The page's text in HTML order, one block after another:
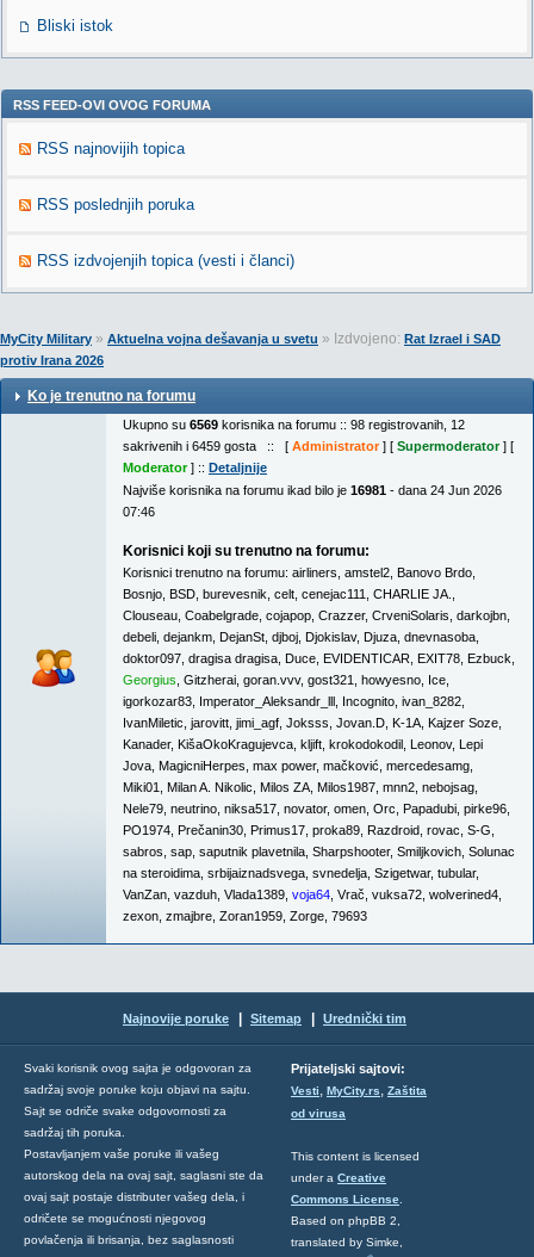
Bliski istok
RSS FEED-OVI OVOG FORUMA
RSS najnovijih topica
RSS poslednjih poruka
RSS izdvojenjih topica (vesti i članci)
MyCity Military » Aktuelna vojna dešavanja u svetu » Izdvojeno: Rat Izrael i SAD
protiv Irana 2026
Ko je trenutno na forumu
Ukupno su 6569 korisnika na forumu :: 98 registrovanih, 12
sakrivenih i 6459 gosta :: [ Administrator] [ Supermoderator] [
Moderator] :: Detaljnije
Najviše korisnika na forumu ikad bilo je 16981 - dana 24 Jun 2026
07:46
Korisnici koji su trenutno na forumu:
Korisnici trenutno na forumu: airliners amstel2 Banovo Brdo
Bosnjo BSD burevesnik celt cenejac111 CHARLIE JA.
Clouseau Coabelgrade cojapop Crazzer, CrveniSolaris darkojbn
debeli dejankm DejanSt djboj Djokislav, Djuza dnevnasoba
doktor097 dragisa dragisa Duce EVIDENTICAR EXIT78 Ezbuck
Georgius Gitzherai goran.vvv, gost321 howyesno Ice
igorkozar83 Imperator_Aleksandr_lll Incognito ivan_8282
IvanMiletic jarovitt jimi_agf Joksss Jovan.D K-1A Kajzer Soze
Kanader, KišaOkoKragujevca kljift krokodokodil Leonov, Lepi
Jova MagicniHerpes max power, mačković mercedesamg
Miki01
Milan A. Nikolic Milos ZA Milos1987 mnn2 nebojsag
Nele79 neutrino niksa517 novator, omen Orc Papadubi pirke96
PO1974 Prečanin30 Primus17 proka89 Razdroid rovac S-G
sabros sap saputnik plavetnila Sharpshooter, Smiljkovich Solunac
na steroidima srbijaiznadsvega svnedelja Szigetwar, tubular,
VanZan vazduh Vlada1389 voja64 Vrač vuksa72 wolverined4
zexon zmajbre Zoran1959 Zorge 79693
Najnovije poruke Sitemap Urednički tim
Svaki korisnik ovog sajta je odgovoran za
sadržaj svoje poruke koju objavi na sajtu.
Sajt se odriče svake odgovornosti za
sadržaj tih poruka.
Postavljanjem vaše poruke ili vašeg
autorskog dela na ovaj sajt, saglasni ste da
ovaj sajt postaje distributer vašeg dela, i
odričete se mogućnosti njegovog
povlačenja ili brisanja, bez saglasnosti
Prijateljski sajtovi:
Vesti, MyCity.rs, Zaštita
od virusa
This content is licensed
under a Creative
Commons License
Based on phpBB 2,
translated by Simke,